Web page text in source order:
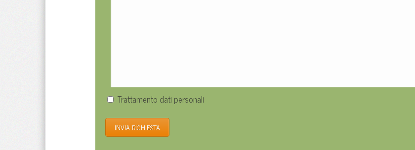
Trattamento dati personali